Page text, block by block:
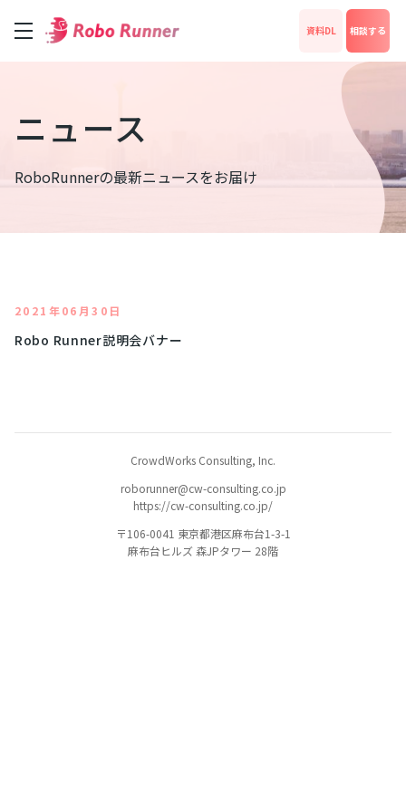
運営会社
資料DL 相談する
ニュース
RoboRunnerの最新ニュースをお届け
2021年06月30日
Robo Runner説明会バナー
CrowdWorks Consulting, Inc.
roborunner@cw-consulting.co.jp
https://cw-consulting.co.jp/
〒106-0041 東京都港区麻布台1-3-1
麻布台ヒルズ 森JPタワー 28階